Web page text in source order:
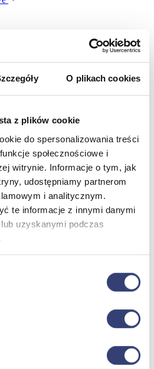
O plikach cookies
z plików cookie
do spersonalizowania treści
społecznościowe i
witrynie. Informacje o tym, jak
udostępniamy partnerom
i analitycznym.
te informacje z innymi danymi
uzyskanymi podczas